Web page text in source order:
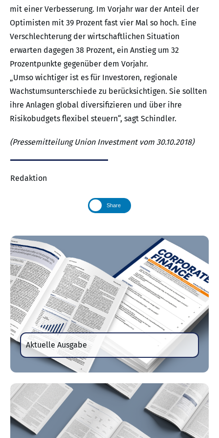
mit einer Verbesserung. Im Vorjahr war der Anteil der
Optimisten mit 39 Prozent fast vier Mal so hoch. Eine
Verschlechterung der wirtschaftlichen Situation
erwarten dagegen 38 Prozent, ein Anstieg um 32
Prozentpunkte gegenüber dem Vorjahr.
„Umso wichtiger ist es für Investoren, regionale
Wachstumsunterschiede zu berücksichtigen. Sie sollten
ihre Anlagen global diversifizieren und über ihre
Risikobudgets flexibel steuern“, sagt Schindler.
(Pressemitteilung Union Investment vom 30.10.2018)
Redaktion
Share
Aktuelle Ausgabe